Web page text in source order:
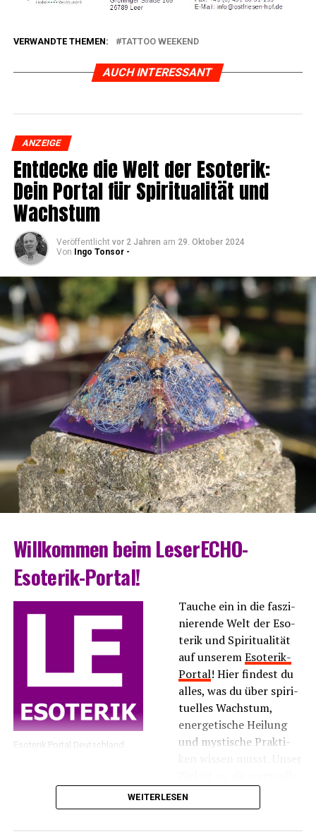
VERWANDTE THEMEN: TATTOO WEEKEND
AUCH INTERESSANT
ANZEIGE
Ent­de­cke die Welt der Eso­te­rik:
Dein Por­tal für Spi­ri­tua­li­tät und
Wachstum
Veröffentlicht vor 2 Jahren am 29. Oktober 2024
Von
Ingo Tonsor -
Will­kom­men beim LeserECHO-
Esoterik-Portal!
Eso­te­rik Por­tal Deutschland
Tau­che ein in die fas­zi­
nie­ren­de Welt der Eso­
te­rik und Spi­ri­tua­li­tät
auf unse­remEso­te­rik-
Por­tal! Hier fin­dest du
alles, was du über spi­ri­
tu­el­les Wachs­tum,
ener­ge­ti­sche Hei­lung
und mys­ti­sche Prak­ti­
Infor­ma­tio­nen und
Inspi­ra­tio­nen zu bie­ten, die dir hel­fen, dei­ne inne­re
WEITERLESEN